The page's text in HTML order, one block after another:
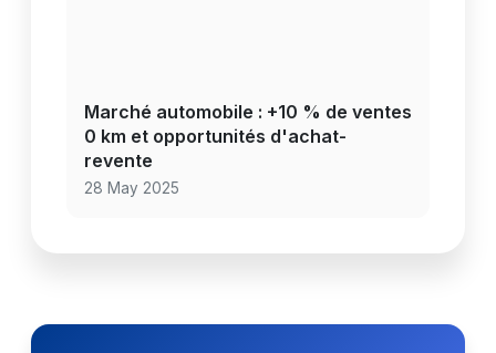
Marché automobile : +10 % de ventes
0 km et opportunités d'achat-
revente
28 May 2025